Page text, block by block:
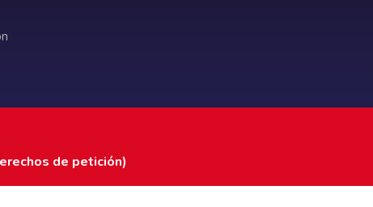
de petición)